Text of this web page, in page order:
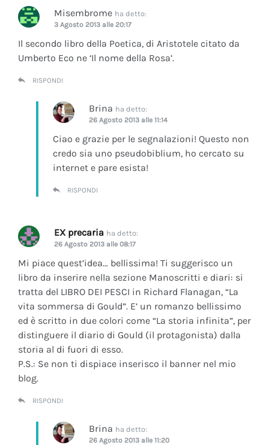
Misembrome ha detto:
3 Agosto 2013 alle 20:17
Il secondo libro della Poetica, di Aristotele citato da
Umberto Eco ne ‘Il nome della Rosa’.
RISPONDI
Brina ha detto:
26 Agosto 2013 alle 11:14
Ciao e grazie per le segnalazioni! Questo non
credo sia uno pseudobiblium, ho cercato su
internet e pare esista!
RISPONDI
EX precaria ha detto:
26 Agosto 2013 alle 08:17
Mi piace quest’idea… bellissima! Ti suggerisco un
libro da inserire nella sezione Manoscritti e diari: si
tratta del LIBRO DEI PESCI in Richard Flanagan, “La
vita sommersa di Gould”. E’ un romanzo bellissimo
ed è scritto in due colori come “La storia infinita”, per
distinguere il diario di Gould (il protagonista) dalla
storia al di fuori di esso.
P.S.: Se non ti dispiace inserisco il banner nel mio
blog.
RISPONDI
Brina ha detto:
26 Agosto 2013 alle 11:20